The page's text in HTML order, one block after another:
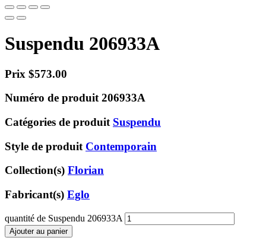
Suspendu 206933A
Prix $573.00
Numéro de produit206933A
Catégories de produit Suspendu
Style de produit Contemporain
Collection(s) Florian
Fabricant(s) Eglo
quantité de Suspendu 206933A
Ajouter au panier